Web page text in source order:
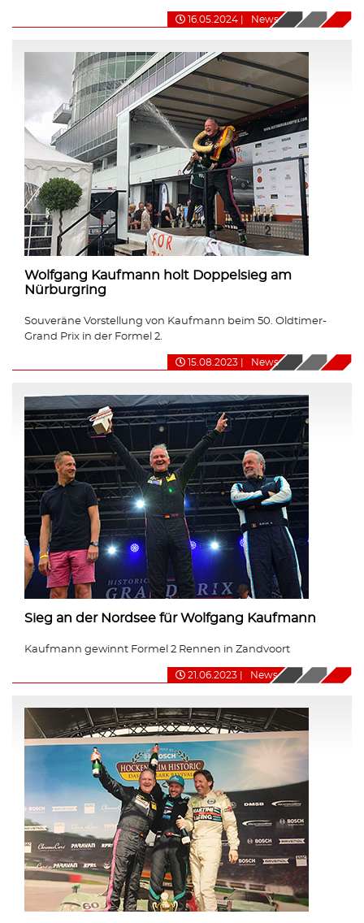
16.05.2024 News
Wolfgang Kaufmann holt Doppelsieg am
Nürburgring
Souveräne Vorstellung von Kaufmann beim 50. Oldtimer-
Grand Prix in der Formel 2.
15.08.2023 News
Sieg an der Nordsee für Wolfgang Kaufmann
Kaufmann gewinnt Formel 2 Rennen in Zandvoort
21.06.2023 News